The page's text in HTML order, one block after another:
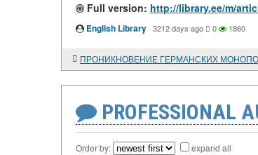
Full version: http://library.ee/m/
English Library · 3212 days ago 0 1860
PROFESSIONAL
Order by: expand all